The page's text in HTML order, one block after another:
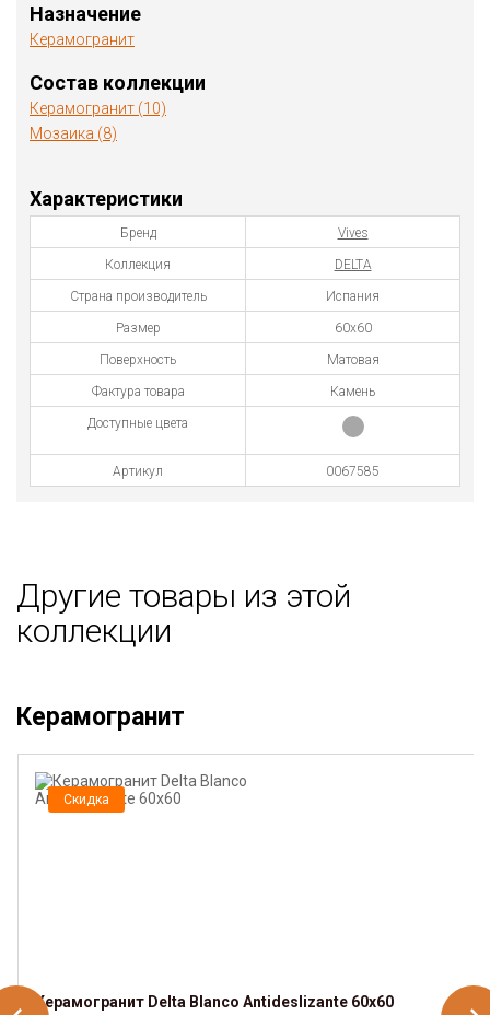
Назначение
Керамогранит
Состав коллекции
Керамогранит (10)
Мозаика (8)
Характеристики
Бренд Vives
Коллекция DELTA
Страна производитель Испания
Размер 60x60
Поверхность Матовая
Фактура товара Камень
Доступные цвета
Артикул 0067585
Другие товары из этой
коллекции
Керамогранит
Скидка
Керамогранит Delta Blanco Antideslizante 60x60